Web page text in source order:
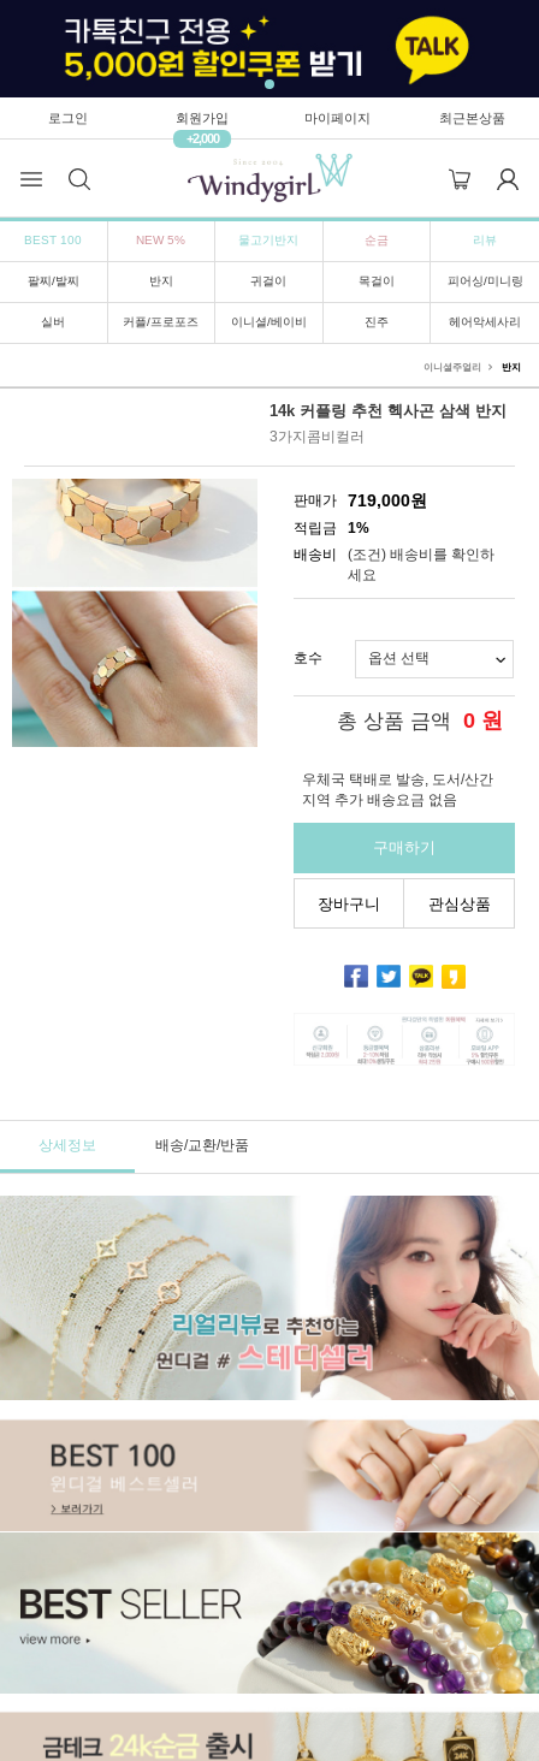
로그인
회원가입
+2,000
마이페이지 최근본상품
BEST 100 NEW 5% 물고기반지 순금 리뷰
팔찌/발찌 반지 귀걸이 목걸이 피어싱/미니링
실버 커플/프로포즈 이니셜/베이비 진주 헤어악세사리
이니셜주얼리 반지
14k 커플링 추천 헥사곤 삼색 반지
3가지콤비컬러
판매가 719,000원
적립금
1%
배송비
(조건) 배송비를 확인하
세요
호수
총 상품 금액 0 원
우체국 택배로 발송, 도서/산간
지역 추가 배송요금 없음
구매하기
장바구니 관심상품
상세정보 배송/교환/반품